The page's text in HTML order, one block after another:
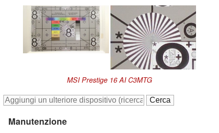
MSI Prestige 16 AI C3MTG
Manutenzione